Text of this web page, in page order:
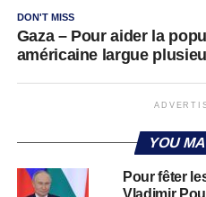
DON'T MISS
Gaza – Pour aider la
américaine largue
YOU
Pour fêter